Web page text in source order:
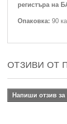
регистъра на
Опаковка: 90
ОТЗИВИ ОТ
Напиши отзив за